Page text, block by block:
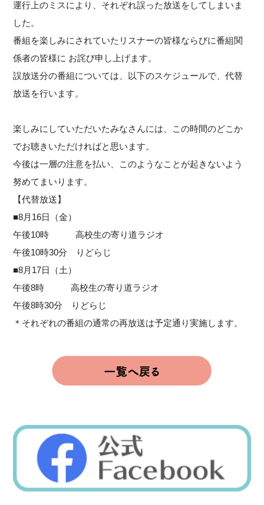
運行上のミスにより、それぞれ誤った放送をしてしまいま
した。
番組を楽しみにされていたリスナーの皆様ならびに番組関
係者の皆様に お詫び申し上げます。
誤放送分の番組については、以下のスケジュールで、代替
放送を行います。
楽しみにしていただいたみなさんには、この時間のどこか
でお聴きいただければと思います。
今後は一層の注意を払い、このようなことが起きないよう
努めてまいります。
【代替放送】
■8月16日（金）
午後10時 高校生の寄り道ラジオ
午後10時30分 りどらじ
■8月17日（土）
午後8時 高校生の寄り道ラジオ
午後8時30分 りどらじ
＊それぞれの番組の通常の再放送は予定通り実施します。